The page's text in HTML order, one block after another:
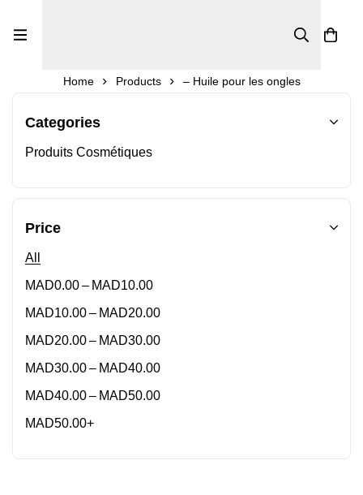
Home Products – Huile pour les ongles
Categories
Produits Cosmétiques
Price
All
MAD0.00– MAD10.00
MAD10.00– MAD20.00
MAD20.00– MAD30.00
MAD30.00– MAD40.00
MAD40.00– MAD50.00
MAD50.00+